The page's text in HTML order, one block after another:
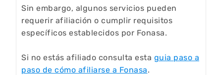
Sin embargo, algunos servicios pueden
requerir afiliación o cumplir requisitos
específicos establecidos por Fonasa.
Si no estás afiliado consulta esta guia paso a
paso de cómo afiliarse a Fonasa.